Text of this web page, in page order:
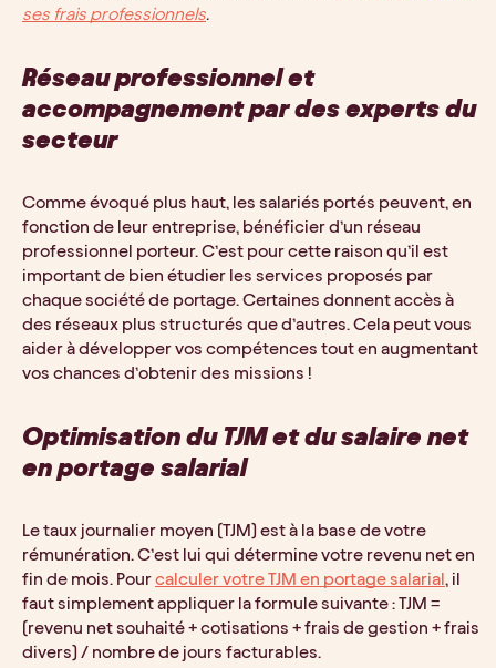
ses frais professionnels.
Réseau professionnel et
accompagnement par des experts du
secteur
Comme évoqué plus haut, les salariés portés peuvent, en
fonction de leur entreprise, bénéficier d’un réseau
professionnel porteur. C’est pour cette raison qu’il est
important de bien étudier les services proposés par
chaque société de portage. Certaines donnent accès à
des réseaux plus structurés que d’autres. Cela peut vous
aider à développer vos compétences tout en augmentant
vos chances d’obtenir des missions !
Optimisation du TJM et du salaire net
en portage salarial
Le taux journalier moyen (TJM) est à la base de votre
rémunération. C’est lui qui détermine votre revenu net en
fin de mois. Pour calculer votre TJM en portage salarial, il
faut simplement appliquer la formule suivante : TJM =
(revenu net souhaité + cotisations + frais de gestion + frais
divers) / nombre de jours facturables.